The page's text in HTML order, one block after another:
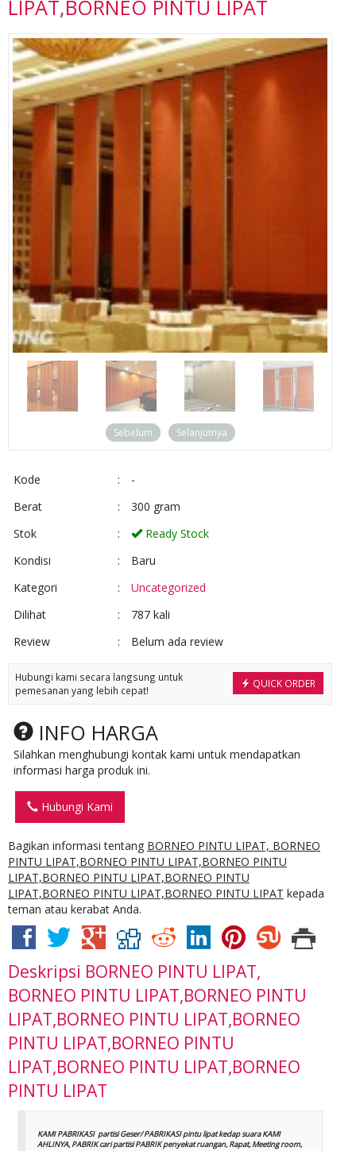
LIPAT,BORNEO PINTU LIPAT
Sebelum Selanjutnya
Kode :
-
Berat
:
300 gram
Stok
:
Ready Stock
Kondisi
:
Baru
Kategori
:
Uncategorized
Dilihat
:
787 kali
Review
: Belum ada review
QUICK ORDER
Hubungi kami secara langsung untuk
pemesanan yang lebih cepat!
INFO HARGA
Silahkan menghubungi kontak kami untuk mendapatkan
informasi harga produk ini.
Hubungi Kami
Bagikan informasi tentang BORNEO PINTU LIPAT, BORNEO
PINTU LIPAT,BORNEO PINTU LIPAT,BORNEO PINTU
LIPAT,BORNEO PINTU LIPAT,BORNEO PINTU
LIPAT,BORNEO PINTU LIPAT,BORNEO PINTU LIPAT kepada
teman atau kerabat Anda.
Deskripsi BORNEO PINTU LIPAT,
BORNEO PINTU LIPAT,BORNEO PINTU
LIPAT,BORNEO PINTU LIPAT,BORNEO
PINTU LIPAT,BORNEO PINTU
LIPAT,BORNEO PINTU LIPAT,BORNEO
PINTU LIPAT
KAMI PABRIKASI partisi Geser/ PABRIKASI pintu lipat kedap suara KAMI
AHLINYA, PABRIK cari partisi PABRIK penyekat ruangan, Rapat, Meeting room,